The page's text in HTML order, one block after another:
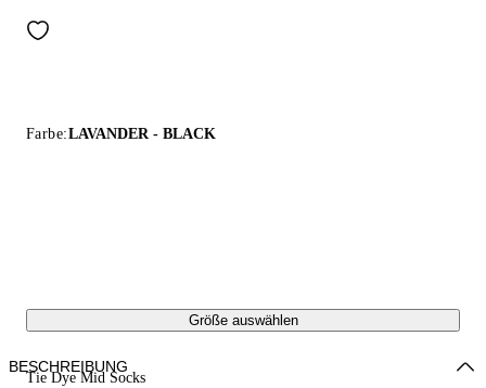
Farbe:LAVANDER - BLACK
Größe auswählen
Tie Dye Mid Socks
BESCHREIBUNG